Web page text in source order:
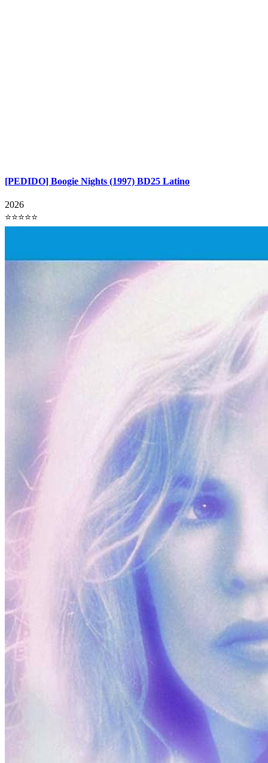
[PEDIDO] Boogie Nights (1997) BD25 Latino
2026
⭐⭐⭐⭐⭐